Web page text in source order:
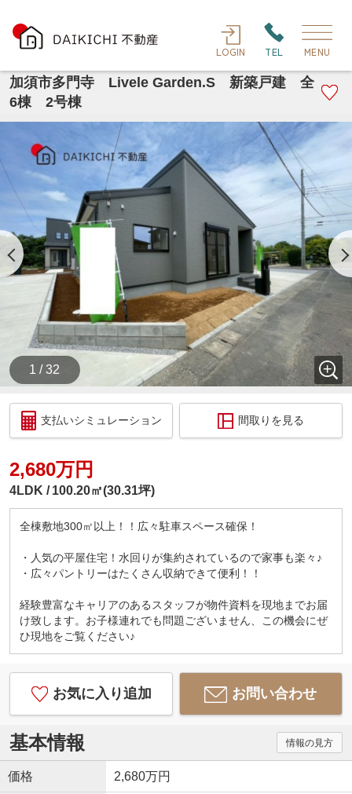
LOGIN TEL MENU
加須市多門寺 Livele Garden.S 新築戸建 全
6棟 2号棟
1 / 32
支払いシミュレーション 間取りを見る
2,680万円
4LDK 100.20㎡(30.31坪)
全棟敷地300㎡以上！！広々駐車スペース確保！
・人気の平屋住宅！水回りが集約されているので家事も楽々♪
・広々パントリーはたくさん収納できて便利！！
経験豊富なキャリアのあるスタッフが物件資料を現地までお届
け致します。お子様連れでも問題ございません、この機会にぜ
ひ現地をご覧ください♪
お気に入り追加 お問い合わせ
基本情報 情報の見方
価格 2,680万円